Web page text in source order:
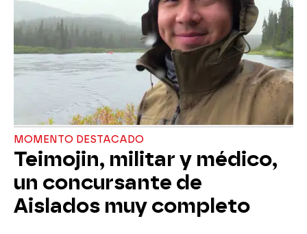
MOMENTO DESTACADO
Teimojin, militar y médico,
un concursante de
Aislados muy completo